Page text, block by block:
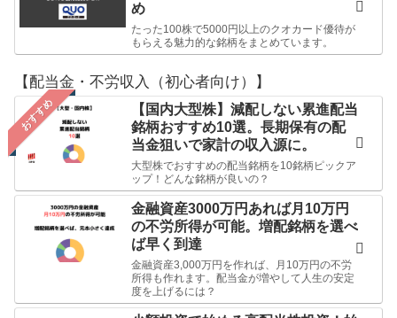
め
たった100株で5000円以上のクオカード優待が
もらえる魅力的な銘柄をまとめています。
【配当金・不労収入（初心者向け）】
おすすめ
【国内大型株】減配しない累進配当
銘柄おすすめ10選。長期保有の配
当金狙いで家計の収入源に。
大型株でおすすめの配当銘柄を10銘柄ピックア
ップ！どんな銘柄が良いの？
金融資産3000万円あれば月10万円
の不労所得が可能。増配銘柄を選べ
ば早く到達
金融資産3,000万円を作れば、月10万円の不労
所得も作れます。配当金が増やして人生の安定
度を上げるには？